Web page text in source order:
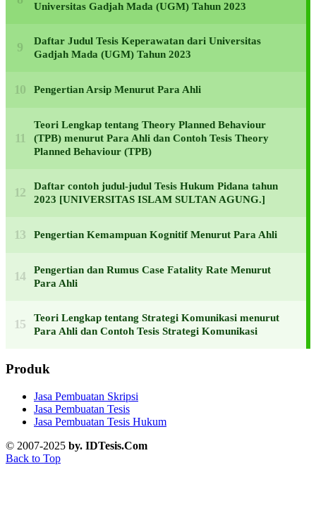
Universitas Gadjah Mada (UGM) Tahun 2023
Daftar Judul Tesis Keperawatan dari Universitas
Gadjah Mada (UGM) Tahun 2023
Pengertian Arsip Menurut Para Ahli
Teori Lengkap tentang Theory Planned Behaviour
(TPB) menurut Para Ahli dan Contoh Tesis Theory
Planned Behaviour (TPB)
Daftar contoh judul-judul Tesis Hukum Pidana tahun
2023 [UNIVERSITAS ISLAM SULTAN AGUNG.]
Pengertian Kemampuan Kognitif Menurut Para Ahli
Pengertian dan Rumus Case Fatality Rate Menurut
Para Ahli
Teori Lengkap tentang Strategi Komunikasi menurut
Para Ahli dan Contoh Tesis Strategi Komunikasi
Produk
Jasa Pembuatan Skripsi
Jasa Pembuatan Tesis
Jasa Pembuatan Tesis Hukum
© 2007-2025 by. IDTesis.Com
Back to Top